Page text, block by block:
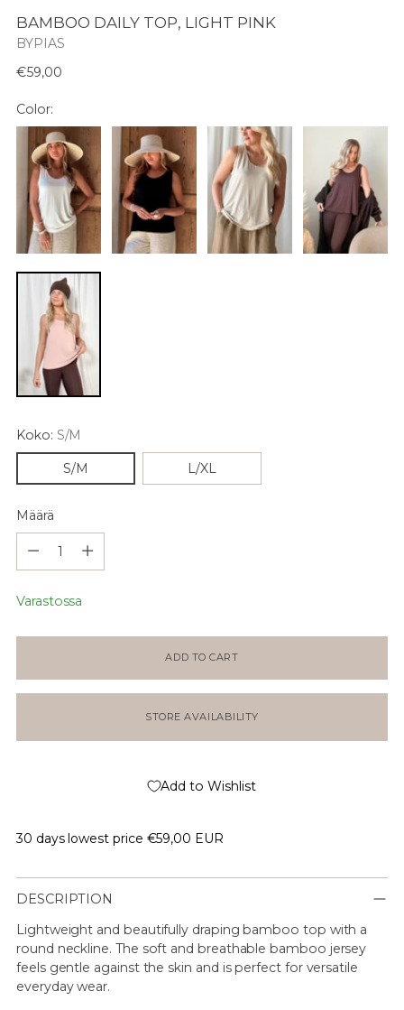
BAMBOO DAILY TOP, LIGHT PINK
BYPIAS
Normaali
€59,00
Color:
Koko: S/M
S/M L/XL
Määrä
Varastossa
ADD TO CART
STORE AVAILABILITY
Add to Wishlist
30 days lowest price €59,00 EUR
DESCRIPTION
Lightweight and beautifully draping bamboo top with a
round neckline. The soft and breathable bamboo jersey
feels gentle against the skin and is perfect for versatile
everyday wear.